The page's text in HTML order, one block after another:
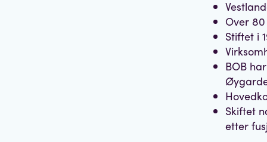
Over
Stiftet i
BOB
Skiftet
etter